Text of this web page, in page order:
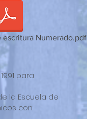
escritura Numerado.pdf
para
la Escuela de
con